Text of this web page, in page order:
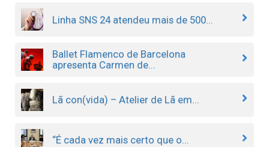
Linha SNS 24 atendeu mais de 500...
Ballet Flamenco de Barcelona
apresenta Carmen de...
Lã con(vida) – Atelier de Lã em...
“É cada vez mais certo que o...